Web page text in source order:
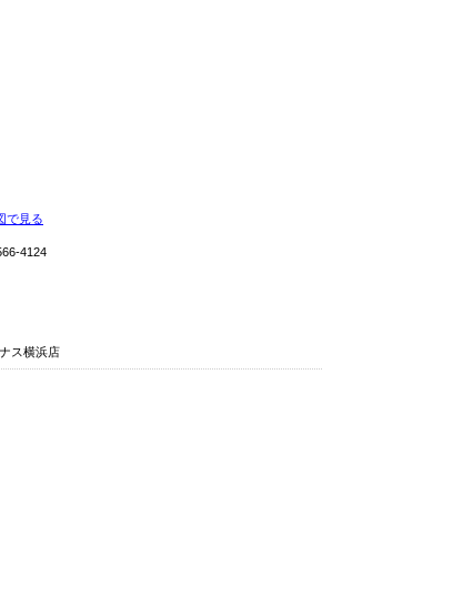
で見る
4124
ス横浜店